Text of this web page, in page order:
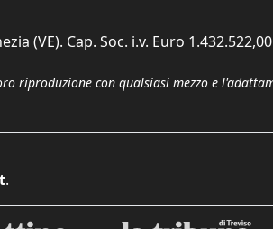
(VE). Cap. Soc. i.v. Euro 1.432.522,00
riproduzione con qualsiasi mezzo e
.